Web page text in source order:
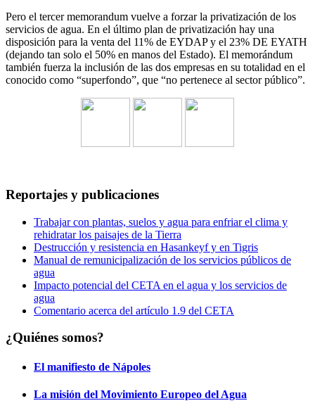
Pero el tercer memorandum vuelve a forzar la privatización de los
servicios de agua. En el último plan de privatización hay una
disposición para la venta del 11% de EYDAP y el 23% DE EYATH
(dejando tan solo el 50% en manos del Estado). El memorándum
también fuerza la inclusión de las dos empresas en su totalidad en el
conocido como “superfondo”, que “no pertenece al sector público”.
Reportajes y publicaciones
Trabajar con plantas, suelos y agua para enfriar el clima y
rehidratar los paisajes de la Tierra
Destrucción y resistencia en Hasankeyf y en Tigris
Manual de remunicipalización de los servicios públicos de
agua
Impacto potencial del CETA en el agua y los servicios de
agua
Comentario acerca del artículo 1.9 del CETA
¿Quiénes somos?
El manifiesto de Nápoles
La misión del Movimiento Europeo del Agua